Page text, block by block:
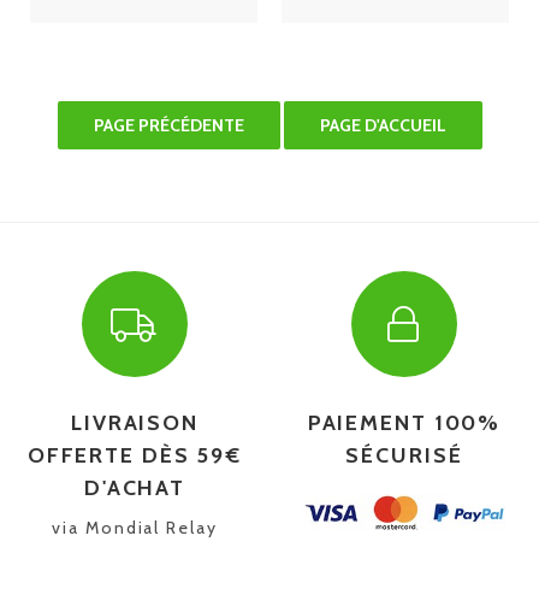
LIVRAISON
OFFERTE DÈS 59€
D'ACHAT
via Mondial Relay
PAIEMENT 100%
SÉCURISÉ